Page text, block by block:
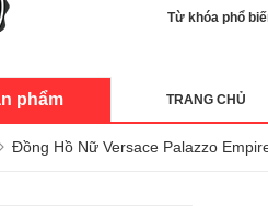
Từ khóa phổ
phẩm TRANG CHỦ
Đồng Hồ Nữ Versace Palazzo